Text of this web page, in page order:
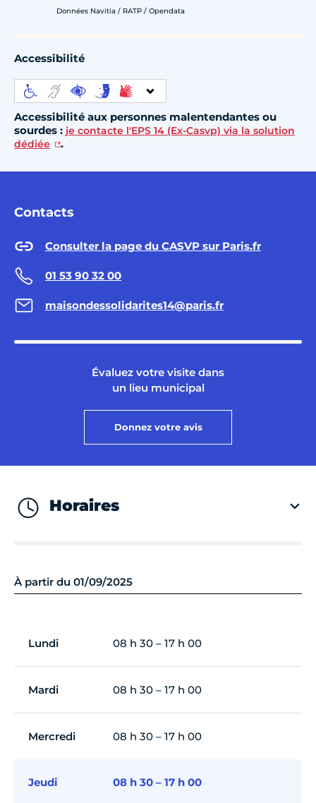
Données Navitia / RATP / Opendata
Accessibilité
Accessibilité aux personnes malentendantes ou
sourdes : je contacte l'EPS 14 (Ex-Casvp) via la solution
dédiée
.
Contacts
Consulter la page du CASVP sur Paris.fr
01 53 90 32 00
maisondessolidarites14@paris.fr
Évaluez votre visite dans
un lieu municipal
Donnez votre avis
Horaires
À partir du 01/09/2025
Lundi 08 h 30 – 17 h 00
Mardi 08 h 30 – 17 h 00
Mercredi 08 h 30 – 17 h 00
Jeudi 08 h 30 – 17 h 00